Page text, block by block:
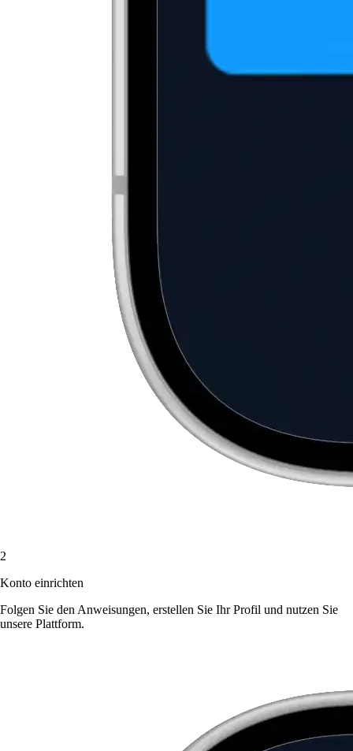
2
Konto einrichten
Folgen Sie den Anweisungen, erstellen Sie Ihr Profil und nutzen Sie
unsere Plattform.